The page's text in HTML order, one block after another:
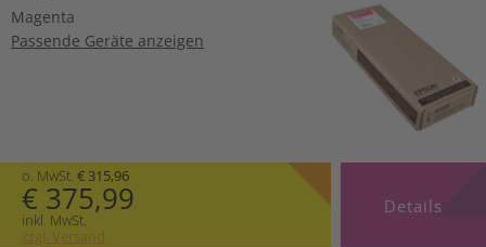
Magenta
Passende Geräte anzeigen
o. MwSt. € 315,96
€ 375,99
inkl. MwSt.
zzgl. Versand
Details